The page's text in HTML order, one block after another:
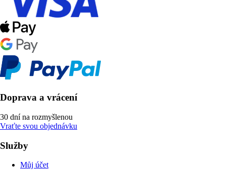
Doprava a vrácení
30 dní na rozmyšlenou
Vraťte svou objednávku
Služby
Můj účet